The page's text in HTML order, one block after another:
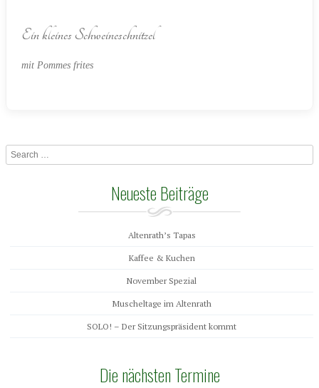
Ein kleines Schweineschnitzel
mit Pommes frites
Search
Neueste Beiträge
Altenrath’s Tapas
Kaffee & Kuchen
November Spezial
Muscheltage im Altenrath
SOLO! – Der Sitzungspräsident kommt
Die nächsten Termine